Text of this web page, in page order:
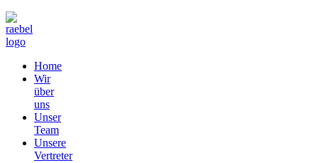
Home
Wir
über
uns
Unser
Team
Unsere
Vertreter